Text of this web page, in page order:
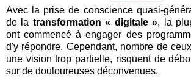
Avec la prise de conscience quasi-
de la transformation « digitale », la
ont commencé à engager des
d'y répondre. Cependant, nombre de
une vision trop partielle, risquent de
sur de douloureuses déconvenues.